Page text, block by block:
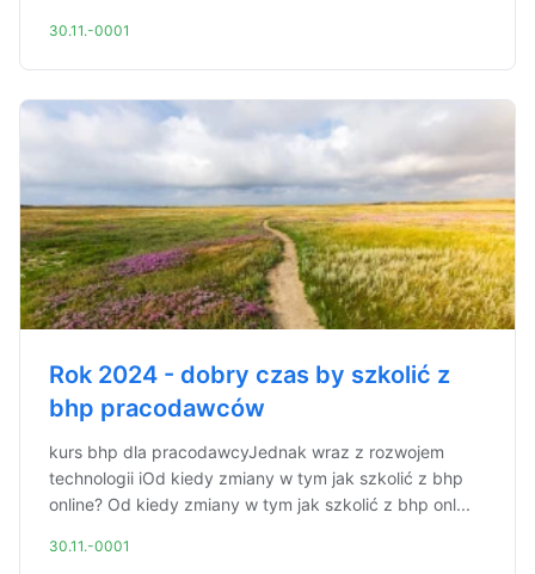
30.11.-0001
Rok 2024 - dobry czas by szkolić z
bhp pracodawców
kurs bhp dla pracodawcyJednak wraz z rozwojem
technologii iOd kiedy zmiany w tym jak szkolić z bhp
online? Od kiedy zmiany w tym jak szkolić z bhp onl...
30.11.-0001